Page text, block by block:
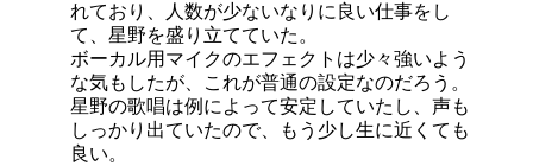
れており、人数が少ないなりに良い仕事をし
て、星野を盛り立てていた。
ボーカル用マイクのエフェクトは少々強いよう
な気もしたが、これが普通の設定なのだろう。
星野の歌唱は例によって安定していたし、声も
しっかり出ていたので、もう少し生に近くても
良い。